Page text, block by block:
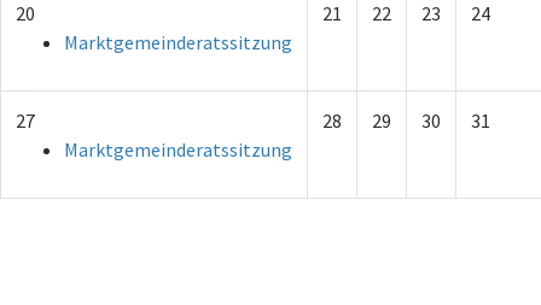
20
Marktgemeinderatssitzung
21 22 23 24
27
Marktgemeinderatssitzung
28 29 30 31